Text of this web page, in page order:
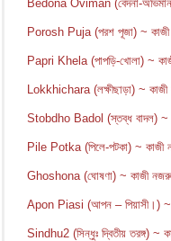
Bedona Oviman (বেদনা-
Porosh Puja (পরশ পূজা) ~
Papri Khela (পাপড়ি-খোলা) ~
Lokkhichara (লক্ষীছাড়া) ~
Stobdho Badol (স্তব্ধ বাদল)
Pile Potka (পিলে-পটকা) ~
Ghoshona (ঘোষণা) ~ কাজী
Apon Piasi (আপন – পিয়াসী।)
Sindhu2 (সিন্ধুঃ দ্বিতীয় তরঙ্গ)